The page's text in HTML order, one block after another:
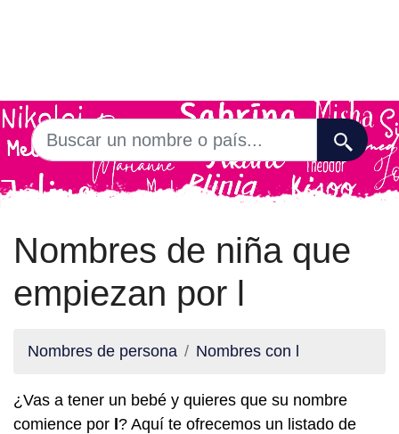
Nombres de niña que
empiezan por l
Nombres de persona Nombres con l
¿Vas a tener un bebé y quieres que su nombre
comience por ? Aquí te ofrecemos un listado de